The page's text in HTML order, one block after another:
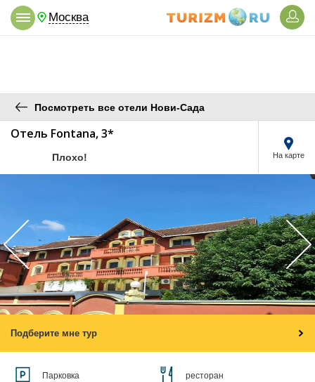
Москва
Посмотреть все отели Нови-Сада
Отель Fontana, 3*
Плохо! На карте
Подберите мне тур
Парковка ресторан